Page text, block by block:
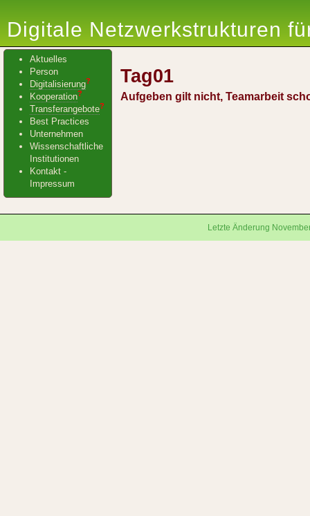
Digitale Netzwerkstrukturen
Aktuelles
Person
Digitalisierung?
Kooperation?
Transferangebote?
Best Practices
Unternehmen
Wissenschaftliche
Institutionen
Kontakt -
Impressum
Tag01
Aufgeben gilt nicht, Teamarbeit
Letzte Änderung